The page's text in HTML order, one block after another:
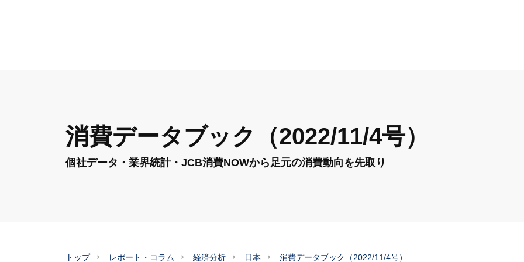
消費データブック（2022/11/4号）
個社データ・業界統計・JCB消費NOWから足元の消費動向を先取り
トップ レポート・コラム 経済分析 日本 消費データブック（2022/11/4号）